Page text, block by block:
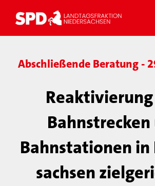
Abschließende Beratung -
Bahnstrecken
Bahnstationen in
sachsen